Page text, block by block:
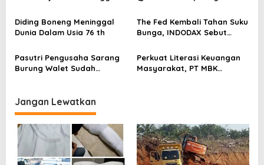
s
Merasa Di abaikan
Blockchain
Diding Boneng Meninggal
Dunia Dalam Usia 76 th
The Fed Kembali Tahan Suku
Bunga, INDODAX Sebut
Sentimen Pasar
Pasutri Pengusaha Sarang
Burung Walet Sudah
Segera Lakukan Penahanan
Perkuat Literasi Keuangan
Masyarakat, PT MBK
Jangan Lewatkan